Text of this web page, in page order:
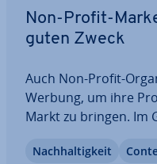
Non-Profit-
guten Zweck
Auch Non-Profit-
Werbung, um ihre
Markt zu bringen. Im
sondern am Erfolg
Nach­hal­tig­keit